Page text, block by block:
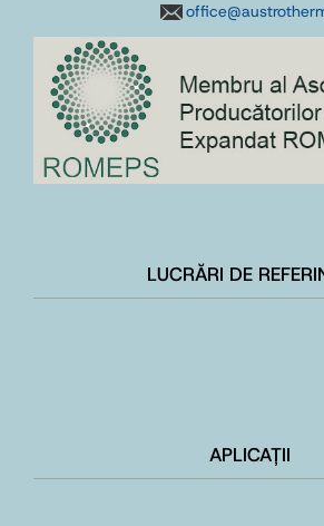
LUCRĂRI DE
APLICAȚII